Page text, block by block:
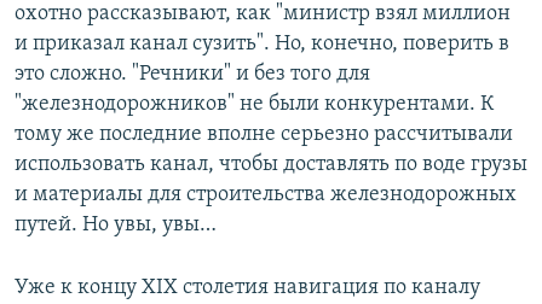
охотно рассказывают, как "министр взял миллион
и приказал канал сузить". Но, конечно, поверить в
это сложно. "Речники" и без того для
"железнодорожников" не были конкурентами. К
тому же последние вполне серьезно рассчитывали
использовать канал, чтобы доставлять по воде грузы
и материалы для строительства железнодорожных
путей. Но увы, увы…
Уже к концу XIX столетия навигация по каналу